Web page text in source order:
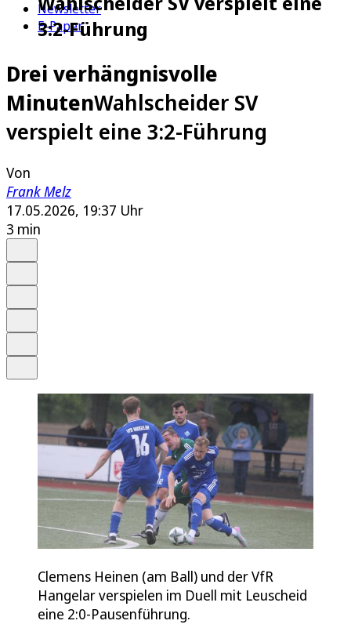
Newsletter
E-Paper
3:2-Führung
Drei verhängnisvolle
MinutenWahlscheider SV
verspielt eine 3:2-Führung
Von
Frank Melz
17.05.2026, 19:37 Uhr
3 min
Clemens Heinen (am Ball) und der VfR
Hangelar verspielen im Duell mit Leuscheid
eine 2:0-Pausenführung.